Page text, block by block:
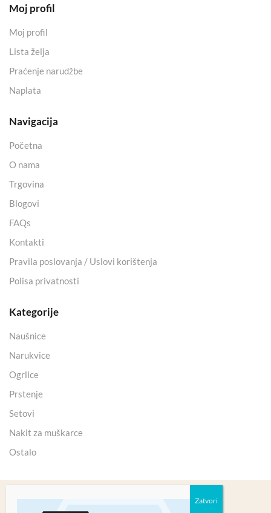
Moj profil
Moj profil
Lista želja
Praćenje narudžbe
Naplata
Navigacija
Početna
O nama
Trgovina
Blogovi
FAQs
Kontakti
Pravila poslovanja / Uslovi korištenja
Polisa privatnosti
Kategorije
Naušnice
Narukvice
Ogrlice
Prstenje
Setovi
Nakit za muškarce
Ostalo